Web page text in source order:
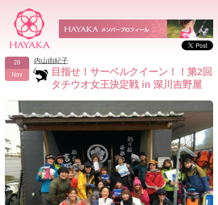
28
Nov
内山由紀子
目指せ！サーベルクイーン！！第2回
タチウオ女王決定戦 in 深川吉野屋